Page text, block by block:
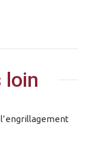
loin